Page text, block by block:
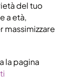
del tuo
a età,
massimizzare
la pagina